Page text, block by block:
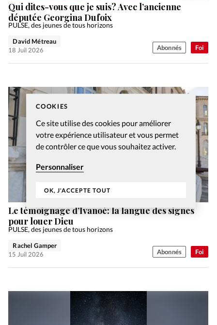
COOKIES
Ce site utilise des cookies pour améliorer
votre expérience utilisateur et vous permet
de contrôler ce que vous souhaitez activer.
Personnaliser
OK, J'ACCEPTE TOUT
Foi
Qui dites-vous que je suis? Avec l’ancienne
députée Georgina Dufoix
PULSE, des jeunes de tous horizons
David Métreau
18 Juil 2026
Abonnés
Foi
Le témoignage d’Ivanoé: la langue des signes
pour louer Dieu
PULSE, des jeunes de tous horizons
Rachel Gamper
15 Juil 2026
Abonnés